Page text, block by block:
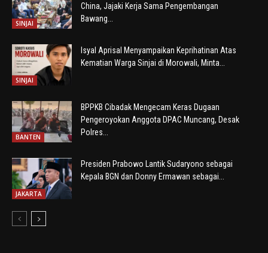
SINJAI
China, Jajaki Kerja Sama Pengembangan
Bawang...
SINJAI
Isyal Aprisal Menyampaikan Keprihatinan Atas
Kematian Warga Sinjai di Morowali, Minta...
BANTEN
BPPKB Cibadak Mengecam Keras Dugaan
Pengeroyokan Anggota DPAC Muncang, Desak
Polres...
JAKARTA
Presiden Prabowo Lantik Sudaryono sebagai
Kepala BGN dan Donny Ermawan sebagai...